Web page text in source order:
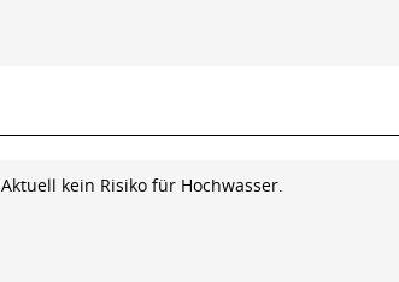
Aktuell kein Risiko für Hochwasser.